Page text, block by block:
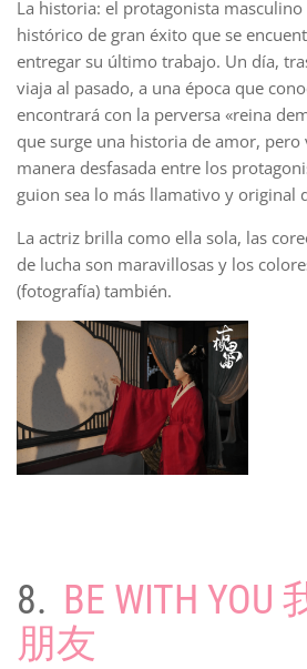
La historia: el protagonista
histórico de gran éxito que se
entregar su último trabajo. Un día,
viaja al pasado, a una época que
encontrará con la perversa «reina
que surge una historia de amor,
manera desfasada entre los
guion sea lo más llamativo y original
La actriz brilla como ella sola, las
de lucha son maravillosas y los
(fotografía) también.
8. BE WITH YOU
朋友